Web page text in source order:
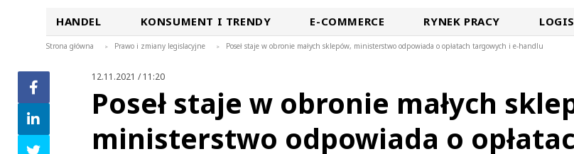
HANDEL KONSUMENT I TRENDY E-COMMERCE RYNEK PRACY
Strona główna > Prawo i zmiany legislacyjne > Poseł staje w obronie małych sklepów, ministerstwo odpowiada o opłatach targowych i e-handlu
12.11.2021 / 11:20
Poseł staje w obronie małych
ministerstwo odpowiada o